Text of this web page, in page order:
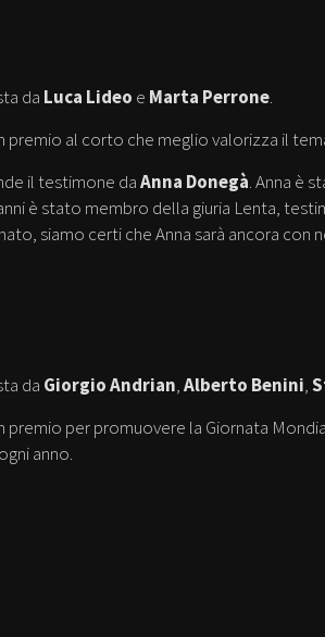
da Luca Lideo e Marta Perrone.
premio al corto che meglio valorizza il
il testimone daAnna Donegà. Anna è
è stato membro della giuria Lenta,
siamo certi che Anna sarà ancora con
da Giorgio Andrian,Alberto Benini,
premio per promuovere la Giornata
anno.